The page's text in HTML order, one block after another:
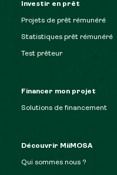
Investir en prêt
Projets de prêt rémunéré
Statistiques prêt rémunéré
Test prêteur
Financer mon projet
Solutions de financement
Découvrir MiiMOSA
Qui sommes nous ?